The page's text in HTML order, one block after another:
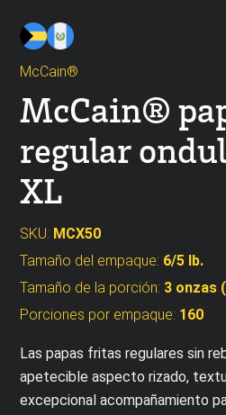
McCain®
McCain®
regular
XL
SKU: MCX50
Tamaño del empaque: 6/5 lb.
Tamaño de la porción: 3 onzas
Porciones por empaque: 160
Las papas fritas regulares sin
apetecible aspecto rizado,
excepcional acompañamiento